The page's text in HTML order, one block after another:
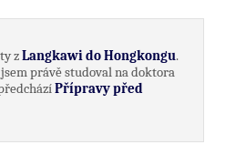
zLangkawi do Hongkongu.
právě studoval na doktora
Přípravy před